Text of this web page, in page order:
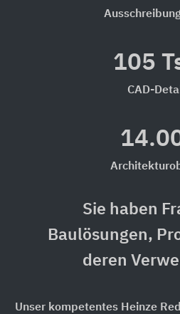
105
CAD-
Sie haben
Baulösungen,
deren
Unser kompetentes Heinze